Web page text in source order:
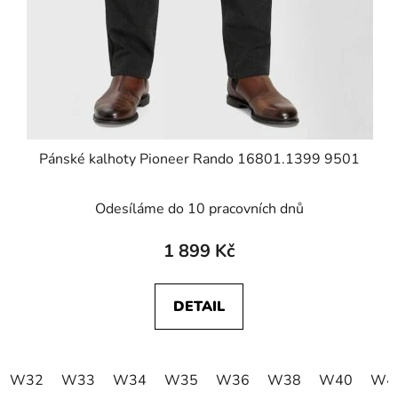
Pánské kalhoty Pioneer Rando 16801.1399 9501
Odesíláme do 10 pracovních dnů
1 899 Kč
DETAIL
W32 W33 W34 W35 W36 W38 W40